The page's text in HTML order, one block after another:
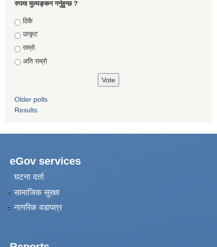
रुपमा मुल्यङ्कन गर्नुहुन्छ ?
Choices
ठिकै
उत्कृट
राम्रो
अति राम्रो
Older polls
Results
eGov services
घटना दर्ता
सामाजिक सुरक्षा
नागरिक वडापत्र